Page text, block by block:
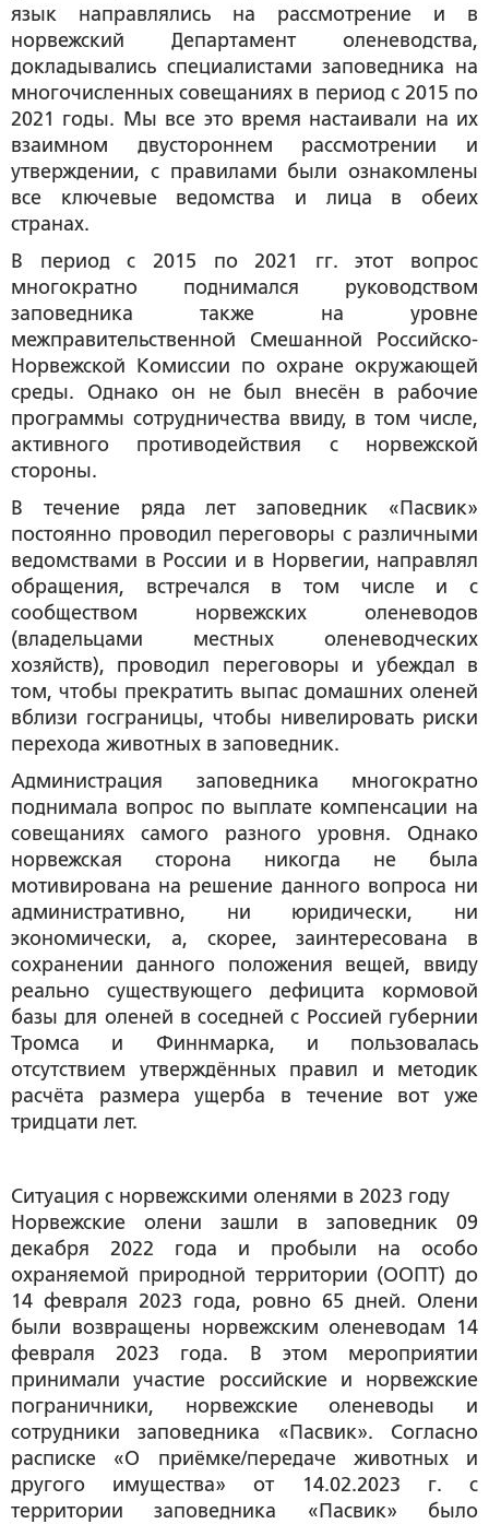
язык направлялись на рассмотрение и в
норвежский Департамент оленеводства,
докладывались специалистами заповедника на
многочисленных совещаниях в период с 2015 по
2021 годы. Мы все это время настаивали на их
взаимном двустороннем рассмотрении и
утверждении, с правилами были ознакомлены
все ключевые ведомства и лица в обеих
странах.
В период с 2015 по 2021 гг. этот вопрос
многократно поднимался руководством
заповедника также на уровне
межправительственной Смешанной Российско-
Норвежской Комиссии по охране окружающей
среды. Однако он не был внесён в рабочие
программы сотрудничества ввиду, в том числе,
активного противодействия с норвежской
стороны.
В течение ряда лет заповедник «Пасвик»
постоянно проводил переговоры с различными
ведомствами в России и в Норвегии, направлял
обращения, встречался в том числе и с
сообществом норвежских оленеводов
(владельцами местных оленеводческих
хозяйств), проводил переговоры и убеждал в
том, чтобы прекратить выпас домашних оленей
вблизи госграницы, чтобы нивелировать риски
перехода животных в заповедник.
Администрация заповедника многократно
поднимала вопрос по выплате компенсации на
совещаниях самого разного уровня. Однако
норвежская сторона никогда не была
мотивирована на решение данного вопроса ни
административно, ни юридически, ни
экономически, а, скорее, заинтересована в
сохранении данного положения вещей, ввиду
реально существующего дефицита кормовой
базы для оленей в соседней с Россией губернии
Тромса и Финнмарка, и пользовалась
отсутствием утверждённых правил и методик
расчёта размера ущерба в течение вот уже
тридцати лет.
Ситуация с норвежскими оленями в 2023 году
Норвежские олени зашли в заповедник 09
декабря 2022 года и пробыли на особо
охраняемой природной территории (ООПТ) до
14 февраля 2023 года, ровно 65 дней. Олени
были возвращены норвежским оленеводам 14
февраля 2023 года. В этом мероприятии
принимали участие российские и норвежские
пограничники, норвежские оленеводы и
сотрудники заповедника «Пасвик». Согласно
расписке «О приёмке/передаче животных и
другого имущества» от 14.02.2023 г. с
территории заповедника «Пасвик» было